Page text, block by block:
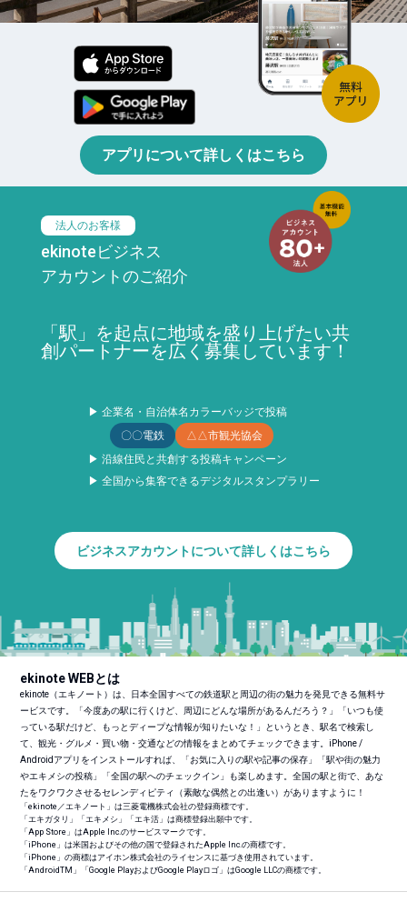
アプリについて詳しくはこちら
法人のお客様
ekinoteビジネス
アカウントのご紹介
「駅」を起点に地域を盛り上げたい共
創パートナーを広く募集しています！
▶ 企業名・自治体名カラーバッジで投稿
〇〇電鉄
△△市観光協会
▶ 沿線住民と共創する投稿キャンペーン
▶ 全国から集客できるデジタルスタンプラリー
ビジネスアカウントについて詳しくはこちら
ekinote WEBとは
ekinote（エキノート）は、日本全国すべての鉄道駅と周辺の街の魅力を発見できる無料サ
ービスです。「今度あの駅に行くけど、周辺にどんな場所があるんだろう？」「いつも使
っている駅だけど、もっとディープな情報が知りたいな！」というとき、駅名で検索し
て、観光・グルメ・買い物・交通などの情報をまとめてチェックできます。iPhone /
Androidアプリをインストールすれば、「お気に入りの駅や記事の保存」「駅や街の魅力
やエキメシの投稿」「全国の駅へのチェックイン」も楽しめます。全国の駅と街で、あな
たをワクワクさせるセレンディピティ（素敵な偶然との出逢い）がありますように！
「ekinote／エキノート」は三菱電機株式会社の登録商標です。
「エキガタリ」「エキメシ」「エキ活」は商標登録出願中です。
「App Store」はApple Inc.のサービスマークです。
「iPhone」は米国およびその他の国で登録されたApple Inc.の商標です。
「iPhone」の商標はアイホン株式会社のライセンスに基づき使用されています。
「AndroidTM 」「Google PlayおよびGoogle Playロゴ」はGoogle LLCの商標です。